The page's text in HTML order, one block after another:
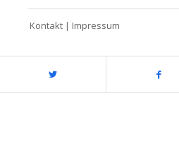
Kontakt | Impressum